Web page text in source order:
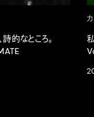
的なところ。